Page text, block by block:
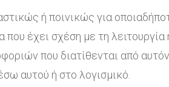
ή ποινικώς για
που έχει σχέση με τη
που διατίθενται από
αυτού ή στο λογισμικό.